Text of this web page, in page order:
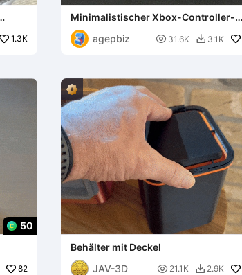
1.3K
Minimalistischer Xbox-Controller-
Ständer
agepbiz
 31.6K  3.1K
50
82
Behälter mit Deckel
JAV-3D
 21.1K  2.9K